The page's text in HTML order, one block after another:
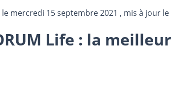
le mercredi 15 septembre 2021 , mis à jour le
Life : la